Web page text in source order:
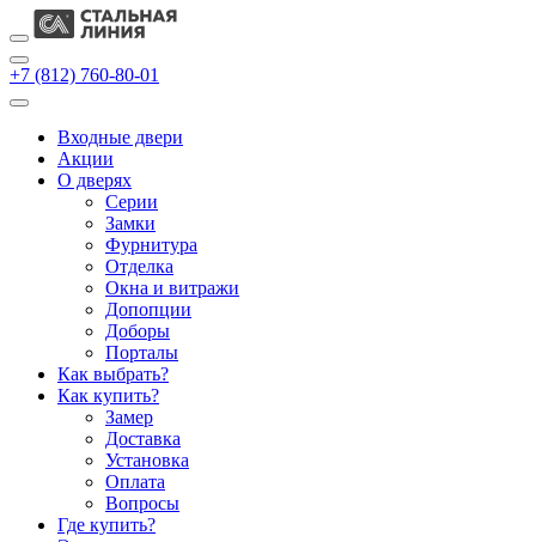
+7 (812) 760-80-01
Входные двери
Акции
О дверях
Cерии
Замки
Фурнитура
Отделка
Окна и витражи
Допопции
Доборы
Порталы
Как выбрать?
Как купить?
Замер
Доставка
Установка
Оплата
Вопросы
Где купить?